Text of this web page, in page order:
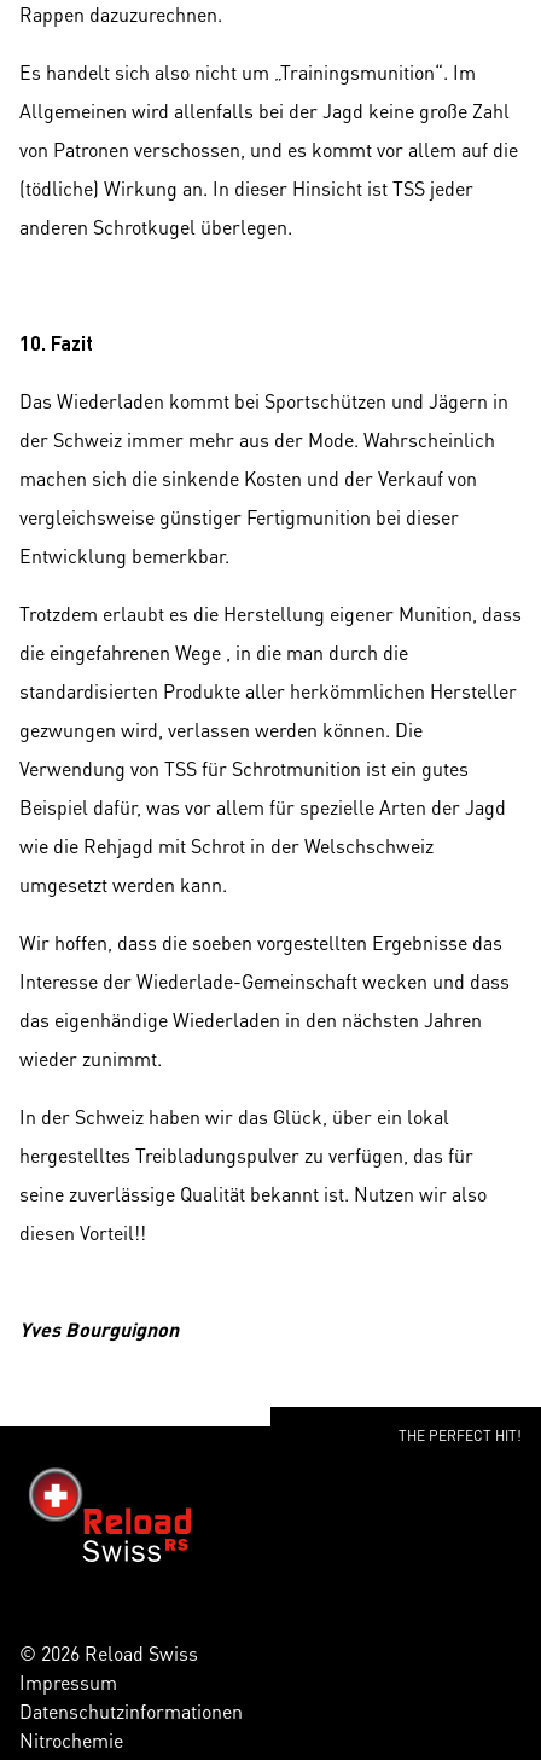
Rappen dazuzurechnen.
Es handelt sich also nicht um „Trainingsmunition“. Im
Allgemeinen wird allenfalls bei der Jagd keine große Zahl
von Patronen verschossen, und es kommt vor allem auf die
(tödliche) Wirkung an. In dieser Hinsicht ist TSS jeder
anderen Schrotkugel überlegen.
10. Fazit
Das Wiederladen kommt bei Sportschützen und Jägern in
der Schweiz immer mehr aus der Mode. Wahrscheinlich
machen sich die sinkende Kosten und der Verkauf von
vergleichsweise günstiger Fertigmunition bei dieser
Entwicklung bemerkbar.
Trotzdem erlaubt es die Herstellung eigener Munition, dass
die eingefahrenen Wege , in die man durch die
standardisierten Produkte aller herkömmlichen Hersteller
gezwungen wird, verlassen werden können. Die
Verwendung von TSS für Schrotmunition ist ein gutes
Beispiel dafür, was vor allem für spezielle Arten der Jagd
wie die Rehjagd mit Schrot in der Welschschweiz
umgesetzt werden kann.
Wir hoffen, dass die soeben vorgestellten Ergebnisse das
Interesse der Wiederlade-Gemeinschaft wecken und dass
das eigenhändige Wiederladen in den nächsten Jahren
wieder zunimmt.
In der Schweiz haben wir das Glück, über ein lokal
hergestelltes Treibladungspulver zu verfügen, das für
seine zuverlässige Qualität bekannt ist. Nutzen wir also
diesen Vorteil!!
Yves Bourguignon
THE PERFECT HIT!
© 2026 Reload Swiss
Impressum
Datenschutzinformationen
Nitrochemie